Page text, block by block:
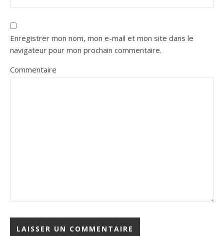
Enregistrer mon nom, mon e-mail et mon site dans le
navigateur pour mon prochain commentaire.
Commentaire